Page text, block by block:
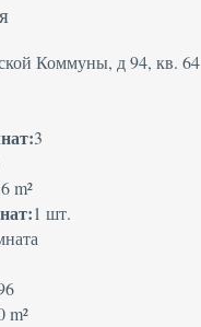
Коммуны, д 94, кв. 64
3
m²
1 шт.
m²